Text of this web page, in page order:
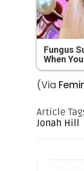
Fungus
When
(Via
Article
Jonah Hill